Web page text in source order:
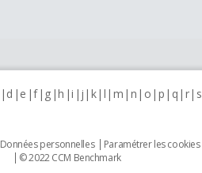
d e f g h i j k l m n o p q r s
Données personnelles Paramétrer les cookies
© 2022 CCM Benchmark